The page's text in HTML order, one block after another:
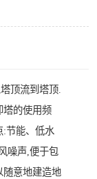
顶流到塔顶.
塔的使用频
:节能、低水
噪声,便于包
随意地建造地